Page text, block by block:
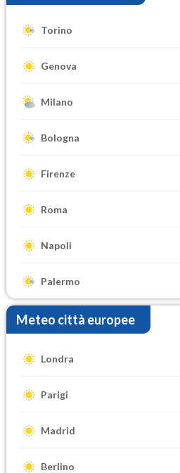
Torino
Genova
Milano
Bologna
Firenze
Roma
Napoli
Palermo
Meteo città europee
Londra
Parigi
Madrid
Berlino